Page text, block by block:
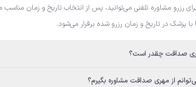
رزرو مشاوره تلفنی می‌توانید، پس از انتخاب تاریخ و زمان
با پزشک در تاریخ و زمان رزرو شده برقرار می‌شود.
صداقت مشاوره بگیرم؟